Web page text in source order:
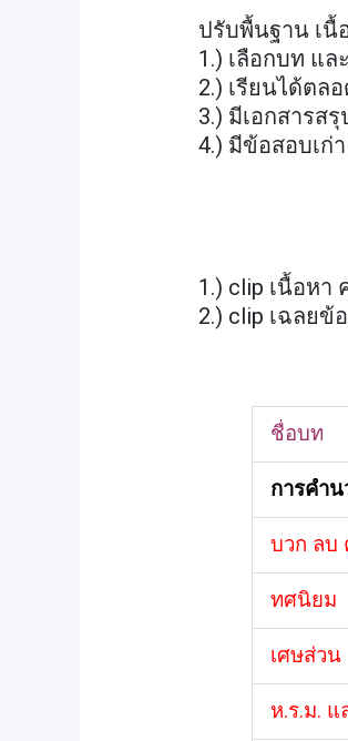
ปรับพื้นฐาน เนื้
1.) เลือกบท แล
2.) เรียนได้ตล
3.) มีเอกสารส
4.) มีข้อสอบเก่
1.) clip เนื้อห
2.) clip เฉลยข้
ชื่อบท
การคำ
บวก ลบ
ทศนิยม
เศษส่วน
ห.ร.ม. แ